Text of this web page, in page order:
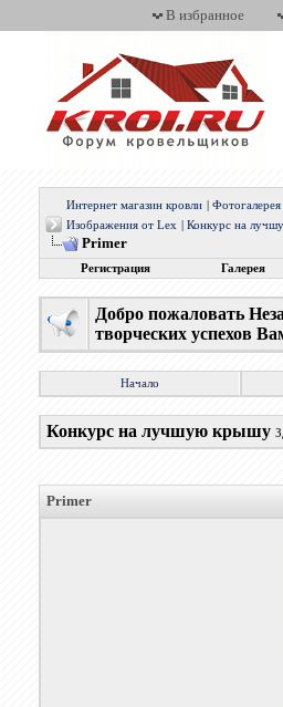
В избранное
Интернет магазин кровли
Изображения от Lex
Конкурс на
Primer
Регистрация Галерея
Добро пожаловать
творческих успехов
Начало
Конкурс на лучшую крышу
Primer